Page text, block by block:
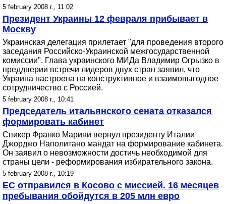
5 february 2008 г., 11:02
Президент Украины 12 февраля прибывает в
Москву
Украинская делегация прилетает "для проведения второго
заседания Российско-Украинской межгосударственной
комиссии". Глава украинского МИДа Владимир Огрызко в
преддверии встречи лидеров двух стран заявил, что
Украина настроена на конструктивное и взаимовыгодное
сотрудничество с Россией.
5 february 2008 г., 10:41
Председатель итальянского сената отказался
формировать кабинет
Спикер Франко Марини вернул президенту Италии
Джорджо Наполитано мандат на формирование кабинета.
Он заявил о невозможности достичь необходимой для
страны цели - реформирования избирательного закона.
5 february 2008 г., 10:19
ЕС отправился в Косово с миссией. 16 месяцев
пребывания обойдутся в 205 млн евро